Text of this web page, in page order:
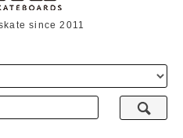
since 2011